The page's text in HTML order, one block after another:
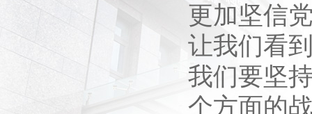
更加坚信
让我们看
我们要坚
个方面的